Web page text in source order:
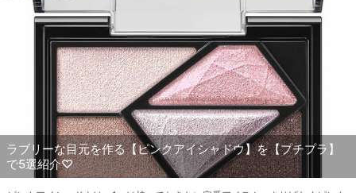
ラブリーな目元を作る【ピンクアイシャドウ】を【プチプラ】
で5選紹介♡